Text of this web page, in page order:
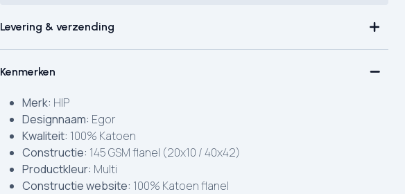
Levering & verzending
Kenmerken
Merk: HIP
Designnaam: Egor
Kwaliteit: 100% Katoen
Constructie: 145 GSM flanel (20x10 / 40x42)
Productkleur: Multi
Constructie website: 100% Katoen flanel